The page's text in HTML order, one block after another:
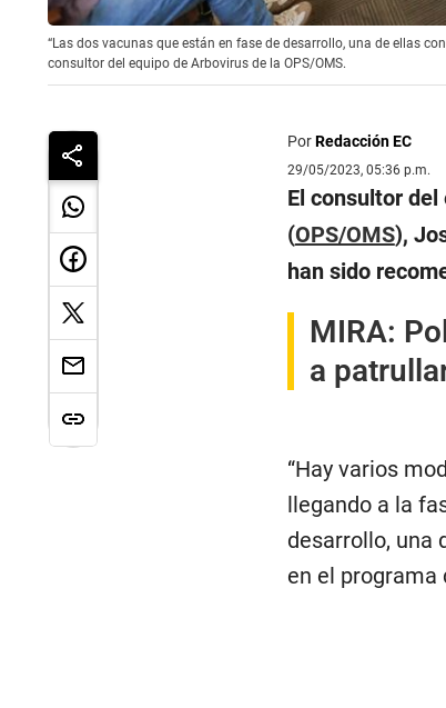
“Las dos vacunas que están en fase de desarrollo, una de ellas
consultor del equipo de Arbovirus de la OPS/OMS.
PorRedacción EC
29/05/2023, 05:36 p.m.
El consultor
(OPS/OMS),
han sido
MIRA:
a
“Hay varios
llegando a la
desarrollo, una
en el programa